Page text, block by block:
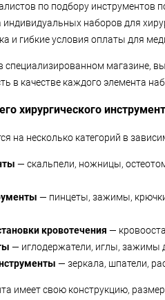
по подбору инструментов
наборов для
и гибкие условия оплаты для
специализированном магазине,
в качестве каждого элемента
хирургического
на несколько категорий в
— скальпели, ножницы,
— пинцеты, зажимы,
кровотечения —
— иглодержатели, иглы, зажимы
— зеркала, шпатели,
имеет свою конструкцию,